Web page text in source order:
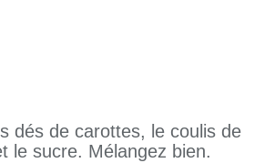
dés de carottes, le coulis de
le sucre. Mélangez bien.